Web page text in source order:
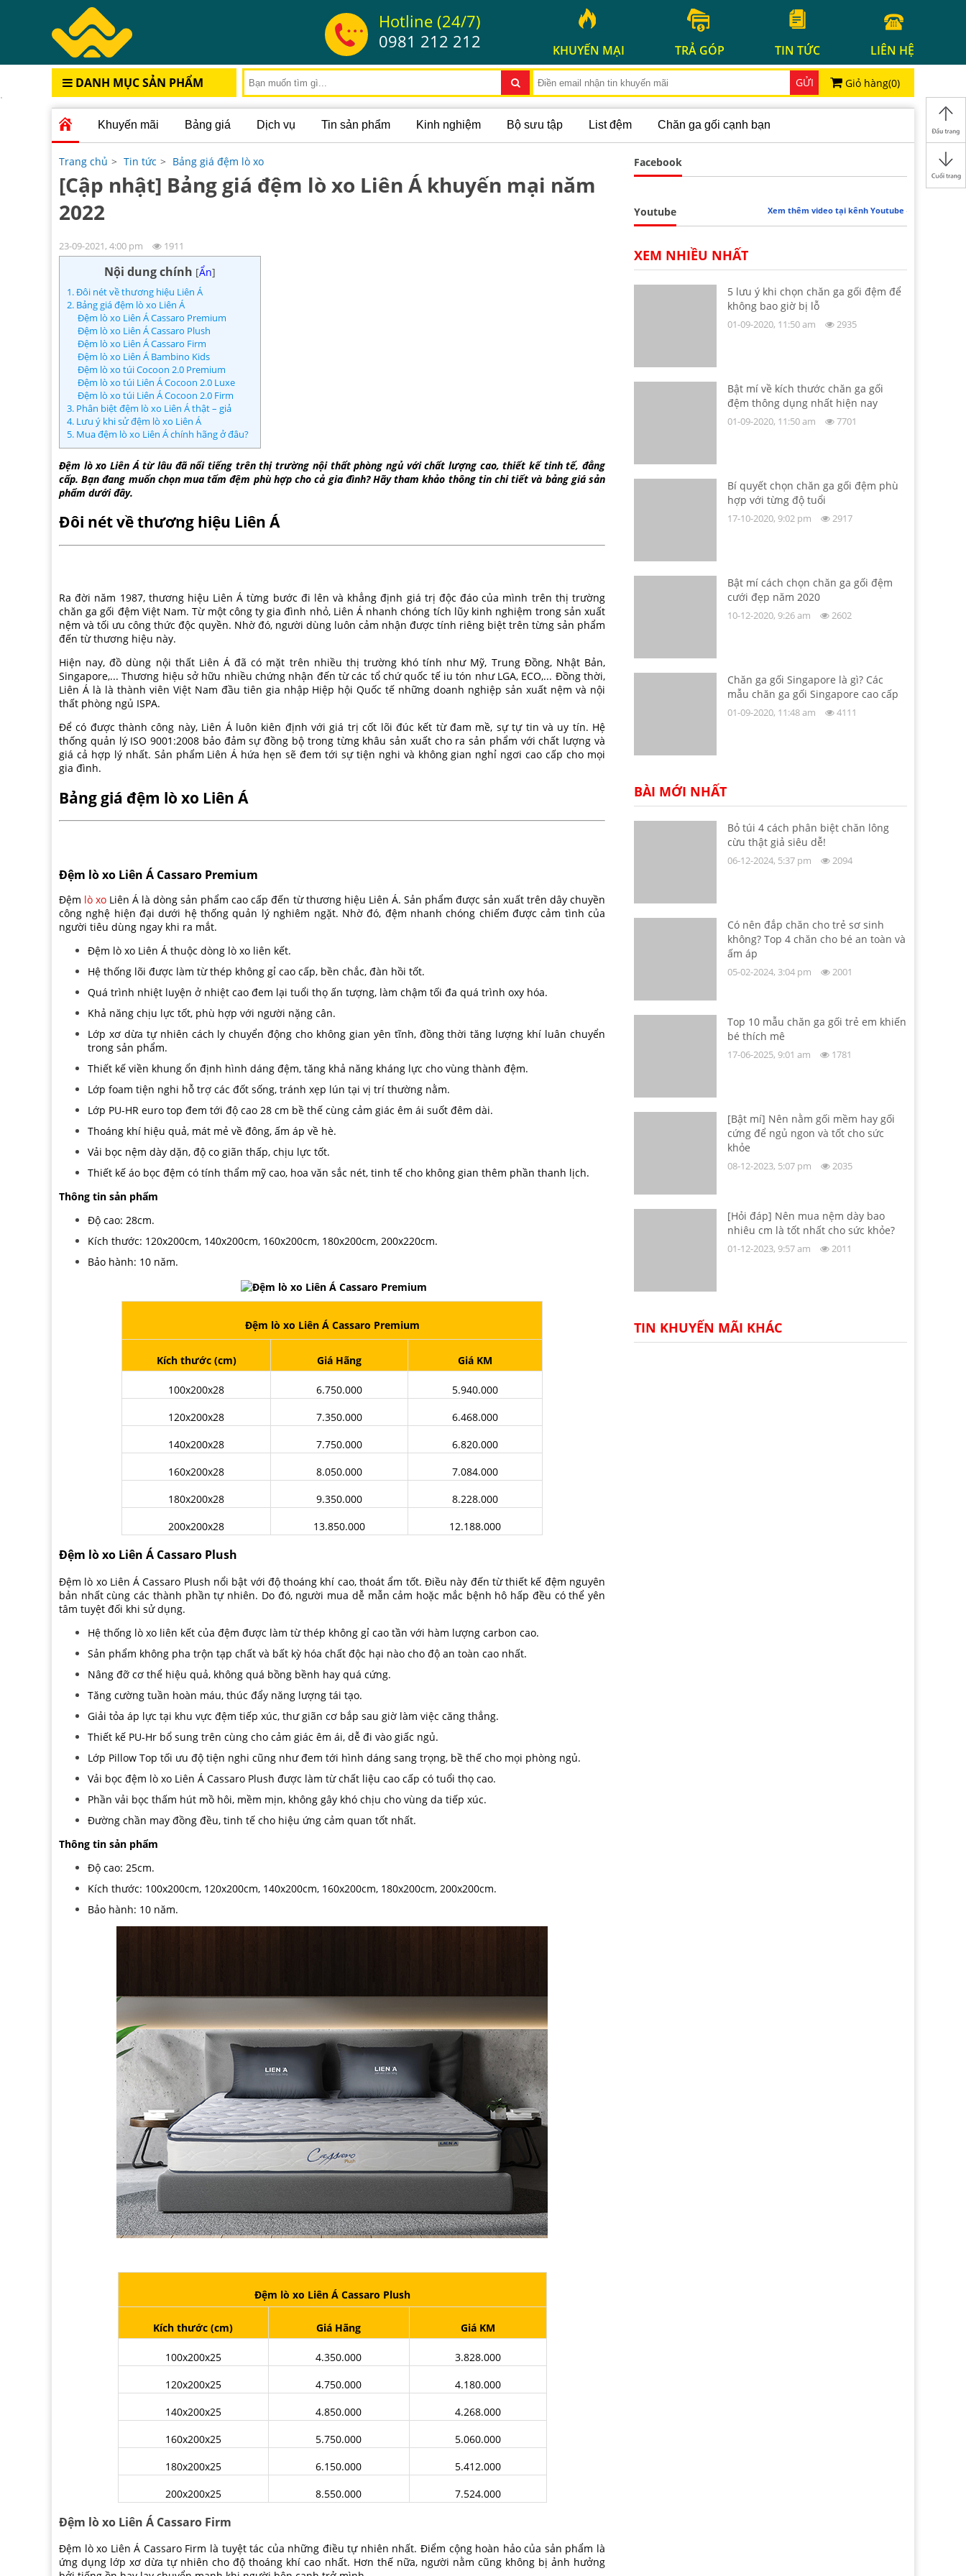
Hotline (24/7)
0981 212 212
KHUYẾN MẠI TRẢ GÓP TIN TỨC LIÊN HỆ
DANH MỤC SẢN PHẨM GỬI Giỏ hàng(0)
Khuyến mãi Bảng giá Dịch vụ Tin sản phẩm Kinh nghiệm Bộ sưu tập List đệm Chăn ga gối cạnh bạn
Trang chủ > Tin tức > Bảng giá đệm lò xo
[Cập nhật] Bảng giá đệm lò xo Liên Á khuyến mại năm
2022
23-09-2021, 4:00 pm 1911
Nội dung chính [Ẩn]
1. Đôi nét về thương hiệu Liên Á
2. Bảng giá đệm lò xo Liên Á
Đệm lò xo Liên Á Cassaro Premium
Đệm lò xo Liên Á Cassaro Plush
Đệm lò xo Liên Á Cassaro Firm
Đệm lò xo Liên Á Bambino Kids
Đệm lò xo túi Cocoon 2.0 Premium
Đệm lò xo túi Liên Á Cocoon 2.0 Luxe
Đệm lò xo túi Liên Á Cocoon 2.0 Firm
3. Phân biệt đệm lò xo Liên Á thật – giả
4. Lưu ý khi sử đệm lò xo Liên Á
5. Mua đệm lò xo Liên Á chính hãng ở đâu?
Đệm lò xo Liên Á từ lâu đã nổi tiếng trên thị trường nội thất phòng ngủ với chất lượng cao, thiết kế tinh tế, đẳng
cấp. Bạn đang muốn chọn mua tấm đệm phù hợp cho cả gia đình? Hãy tham khảo thông tin chi tiết và bảng giá sản
phẩm dưới đây.
Đôi nét về thương hiệu Liên Á
Ra đời năm 1987, thương hiệu Liên Á từng bước đi lên và khẳng định giá trị độc đáo của mình trên thị trường
chăn ga gối đệm Việt Nam. Từ một công ty gia đình nhỏ, Liên Á nhanh chóng tích lũy kinh nghiệm trong sản xuất
nệm và tối ưu công thức độc quyền. Nhờ đó, người dùng luôn cảm nhận được tính riêng biệt trên từng sản phẩm
đến từ thương hiệu này.
Hiện nay, đồ dùng nội thất Liên Á đã có mặt trên nhiều thị trường khó tính như Mỹ, Trung Đồng, Nhật Bản,
Singapore,... Thương hiệu sở hữu nhiều chứng nhận đến từ các tổ chứ quốc tế iu tón như LGA, ECO,... Đồng thời,
Liên Á là là thành viên Việt Nam đầu tiên gia nhập Hiệp hội Quốc tế những doanh nghiệp sản xuất nệm và nội
thất phòng ngủ ISPA.
Để có được thành công này, Liên Á luôn kiên định với giá trị cốt lõi đúc kết từ đam mề, sự tự tin và uy tín. Hệ
thống quản lý ISO 9001:2008 bảo đảm sự đồng bộ trong từng khâu sản xuất cho ra sản phẩm với chất lượng và
giá cả hợp lý nhất. Sản phẩm Liên Á hứa hẹn sẽ đem tới sự tiện nghi và không gian nghỉ ngơi cao cấp cho mọi
gia đình.
Bảng giá đệm lò xo Liên Á
Đệm lò xo Liên Á Cassaro Premium
Đệm lò xo Liên Á là dòng sản phẩm cao cấp đến từ thương hiệu Liên Á. Sản phẩm được sản xuất trên dây chuyền
công nghệ hiện đại dưới hệ thống quản lý nghiêm ngặt. Nhờ đó, đệm nhanh chóng chiếm được cảm tình của
người tiêu dùng ngay khi ra mắt.
Đệm lò xo Liên Á thuộc dòng lò xo liên kết.
Hệ thống lõi được làm từ thép không gỉ cao cấp, bền chắc, đàn hồi tốt.
Quá trình nhiệt luyện ở nhiệt cao đem lại tuổi thọ ấn tượng, làm chậm tối đa quá trình oxy hóa.
Khả năng chịu lực tốt, phù hợp với người nặng cân.
Lớp xơ dừa tự nhiên cách ly chuyển động cho không gian yên tĩnh, đồng thời tăng lượng khí luân chuyển
trong sản phẩm.
Thiết kế viền khung ổn định hình dáng đệm, tăng khả năng kháng lực cho vùng thành đệm.
Lớp foam tiện nghi hỗ trợ các đốt sống, tránh xẹp lún tại vị trí thường nằm.
Lớp PU-HR euro top đem tới độ cao 28 cm bề thế cùng cảm giác êm ái suốt đêm dài.
Thoáng khí hiệu quả, mát mẻ về đông, ấm áp về hè.
Vải bọc nệm dày dặn, độ co giãn thấp, chịu lực tốt.
Thiết kế áo bọc đệm có tính thẩm mỹ cao, hoa văn sắc nét, tinh tế cho không gian thêm phần thanh lịch.
Thông tin sản phẩm
Độ cao: 28cm.
Kích thước: 120x200cm, 140x200cm, 160x200cm, 180x200cm, 200x220cm.
Bảo hành: 10 năm.
Đệm lò xo Liên Á Cassaro Premium
Kích thước (cm) Giá Hãng Giá KM
100x200x28 6.750.000
5.940.000
120x200x28
7.350.000
6.468.000
140x200x28
7.750.000
6.820.000
160x200x28
8.050.000
7.084.000
180x200x28
9.350.000
8.228.000
200x200x28
13.850.000 12.188.000
Đệm lò xo Liên Á Cassaro Plush
Đệm lò xo Liên Á Cassaro Plush nổi bật với độ thoáng khí cao, thoát ẩm tốt. Điều này đến từ thiết kế đệm nguyên
bản nhất cùng các thành phần tự nhiên. Do đó, người mua dễ mẫn cảm hoặc mắc bệnh hô hấp đều có thể yên
tâm tuyệt đối khi sử dụng.
Hệ thống lò xo liên kết của đệm được làm từ thép không gỉ cao tần với hàm lượng carbon cao.
Sản phẩm không pha trộn tạp chất và bất kỳ hóa chất độc hại nào cho độ an toàn cao nhất.
Nâng đỡ cơ thể hiệu quả, không quá bồng bềnh hay quá cứng.
Tăng cường tuần hoàn máu, thúc đẩy năng lượng tái tạo.
Giải tỏa áp lực tại khu vực đệm tiếp xúc, thư giãn cơ bắp sau giờ làm việc căng thẳng.
Thiết kế PU-Hr bổ sung trên cùng cho cảm giác êm ái, dễ đi vào giấc ngủ.
Lớp Pillow Top tối ưu độ tiện nghi cũng như đem tới hình dáng sang trọng, bề thế cho mọi phòng ngủ.
Vải bọc đệm lò xo Liên Á Cassaro Plush được làm từ chất liệu cao cấp có tuổi thọ cao.
Phần vải bọc thấm hút mồ hôi, mềm mịn, không gây khó chịu cho vùng da tiếp xúc.
Đường chần may đồng đều, tinh tế cho hiệu ứng cảm quan tốt nhất.
Thông tin sản phẩm
Độ cao: 25cm.
Kích thước: 100x200cm, 120x200cm, 140x200cm, 160x200cm, 180x200cm, 200x200cm.
Bảo hành: 10 năm.
Đệm lò xo Liên Á Cassaro Plush
Kích thước (cm) Giá Hãng Giá KM
100x200x25 4.350.000
3.828.000
120x200x25
4.750.000
4.180.000
140x200x25
4.850.000
4.268.000
160x200x25
5.750.000
5.060.000
180x200x25
6.150.000
5.412.000
200x200x25
8.550.000 7.524.000
Đệm lò xo Liên Á Cassaro Firm
Đệm lò xo Liên Á Cassaro Firm là tuyệt tác của những điều tự nhiên nhất. Điểm cộng hoàn hảo của sản phẩm là
ứng dụng lớp xơ dừa tự nhiên cho độ thoáng khí cao nhất. Hơn thế nữa, người nằm cũng không bị ảnh hưởng
Facebook
Youtube Xem thêm video tại kênh Youtube
XEM NHIỀU NHẤT
5 lưu ý khi chọn chăn ga gối đệm để
không bao giờ bị lỗ
01-09-2020, 11:50 am 2935
Bật mí về kích thước chăn ga gối
đệm thông dụng nhất hiện nay
01-09-2020, 11:50 am 7701
Bí quyết chọn chăn ga gối đệm phù
hợp với từng độ tuổi
17-10-2020, 9:02 pm 2917
Bật mí cách chọn chăn ga gối đệm
cưới đẹp năm 2020
10-12-2020, 9:26 am 2602
Chăn ga gối Singapore là gì? Các
mẫu chăn ga gối Singapore cao cấp
01-09-2020, 11:48 am 4111
BÀI MỚI NHẤT
Bỏ túi 4 cách phân biệt chăn lông
cừu thật giả siêu dễ!
06-12-2024, 5:37 pm 2094
Có nên đắp chăn cho trẻ sơ sinh
không? Top 4 chăn cho bé an toàn và
ấm áp
05-02-2024, 3:04 pm 2001
Top 10 mẫu chăn ga gối trẻ em khiến
bé thích mê
17-06-2025, 9:01 am 1781
[Bật mí] Nên nằm gối mềm hay gối
cứng để ngủ ngon và tốt cho sức
khỏe
08-12-2023, 5:07 pm 2035
[Hỏi đáp] Nên mua nệm dày bao
nhiêu cm là tốt nhất cho sức khỏe?
01-12-2023, 9:57 am 2011
TIN KHUYẾN MÃI KHÁC